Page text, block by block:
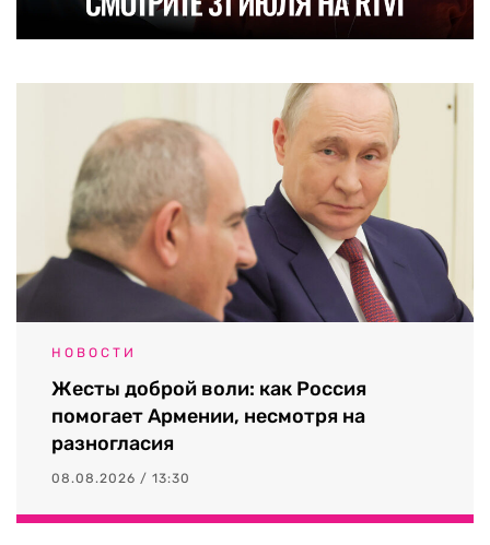
НОВОСТИ
Жесты доброй воли: как Россия
помогает Армении, несмотря на
разногласия
08.08.2026 / 13:30